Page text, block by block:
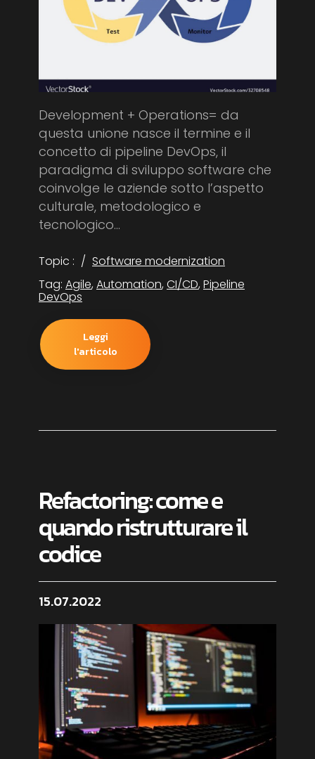
Development + Operations= da
questa unione nasce il termine e il
concetto di pipeline DevOps, il
paradigma di sviluppo software che
coinvolge le aziende sotto l’aspetto
culturale, metodologico e
tecnologico...
Topic :
Software modernization
Tag: Agile, Automation, CI/CD, Pipeline
DevOps
Leggi
l'articolo
Refactoring: come e
quando ristrutturare il
codice
15.07.2022